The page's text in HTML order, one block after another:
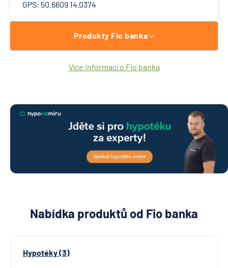
GPS: 50.6609 14.0374
Produkty Fio banka
Více informací o Fio banka
Nabídka produktů od Fio banka
Hypotéky (3)